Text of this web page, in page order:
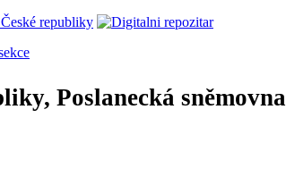
Poslanecká sněmovna